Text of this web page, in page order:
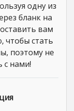
одну из
бланк на
вам
стать
поэтому не
с нами!